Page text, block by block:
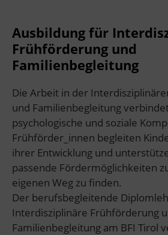
Ausbildung für
Frühförderung und
Familienbegleitung
Die Arbeit in der
und Familienbegleitung
psychologische und soziale
Frühförder_innen begleiten
ihrer Entwicklung und
passende Fördermöglichkeiten
eigenen Weg zu finden.
Der berufsbegleitende
Interdisziplinäre Frühförderung
Familienbegleitung am BFI Tirol